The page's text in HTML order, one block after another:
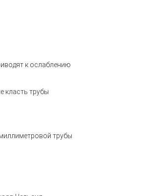
к ослаблению
класть трубы
трубы